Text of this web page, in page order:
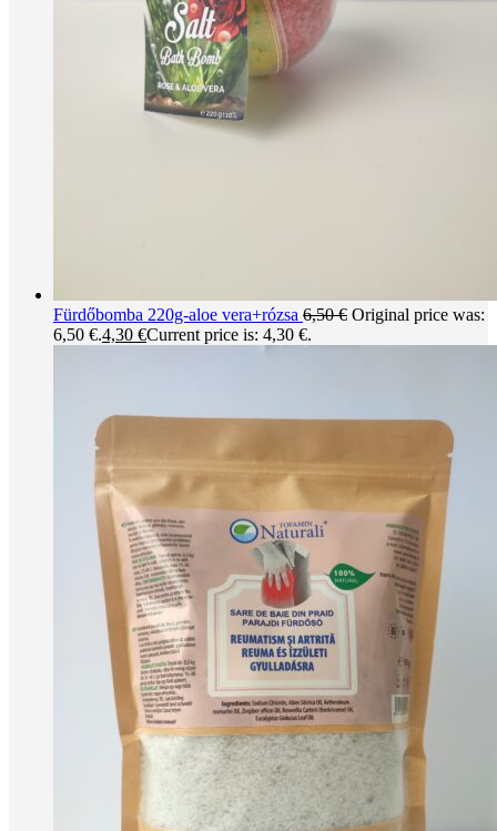
Fürdőbomba 220g-aloe vera+rózsa 6,50€ Original price was:
6,50 €.4,30 €Current price is: 4,30 €.